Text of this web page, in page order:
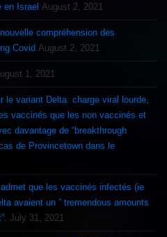
parmi les professionnels de santé en Israel August 2, 2021
compréhension des
sur le long Covid August 2, 2021
1, 2021
le variant Delta: charge viral lourde,
vaccinés que les non vaccinés et
davantage de “breakthrough
de Provincetown dans le
que les vaccinés infectés (ie
avaient un ” tremendous amounts
July 31, 2021